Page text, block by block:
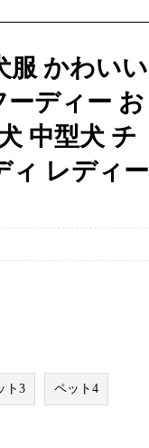
服 かわいい
ディー お
中型犬 チ
ィ レディー
ト3 ペット4